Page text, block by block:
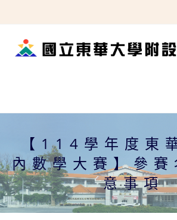
轉
【114學年度東
內數學大賽】參賽
意事項